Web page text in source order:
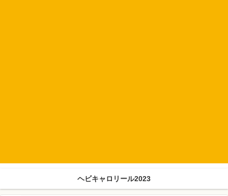
ヘビキャロリール2023